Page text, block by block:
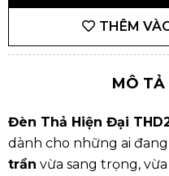
THÊM
MÔ TẢ
Đèn Thả Hiện Đại
dành cho những ai
trần vừa sang trọng,